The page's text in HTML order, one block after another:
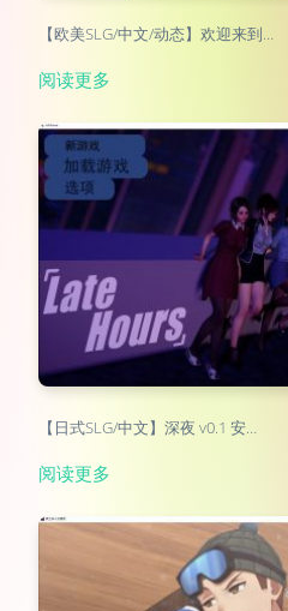
【欧美SLG/中文/动态】欢迎来到…
阅读更多
【日式SLG/中文】深夜 v0.1 安…
阅读更多